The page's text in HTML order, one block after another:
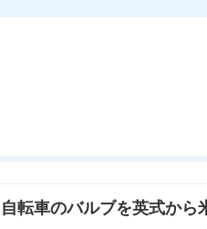
自転車のバルブを英式から